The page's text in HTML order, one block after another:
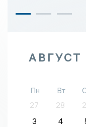
АВГУСТ
Пн Вт
27
28
3
4